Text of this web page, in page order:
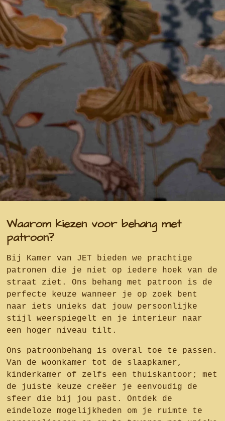
Waarom kiezen voor behang met
patroon?
Bij Kamer van JET bieden we prachtige
patronen die je niet op iedere hoek van de
straat ziet. Ons behang met patroon is de
perfecte keuze wanneer je op zoek bent
naar iets unieks dat jouw persoonlijke
stijl weerspiegelt en je interieur naar
een hoger niveau tilt.
Ons patroonbehang is overal toe te passen.
Van de woonkamer tot de slaapkamer,
kinderkamer of zelfs een thuiskantoor; met
de juiste keuze creëer je eenvoudig de
sfeer die bij jou past. Ontdek de
eindeloze mogelijkheden om je ruimte te